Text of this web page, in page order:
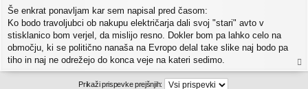
Še enkrat ponavljam kar sem napisal pred časom:
Ko bodo travoljubci ob nakupu električarja dali svoj "stari" avto v
stisklanico bom verjel, da mislijo resno. Dokler bom pa lahko celo na
območju, ki se politično nanaša na Evropo delal take slike naj bodo pa
tiho in naj ne odrežejo do konca veje na kateri sedimo.
a
Prikaži prispevke prejšnjih: